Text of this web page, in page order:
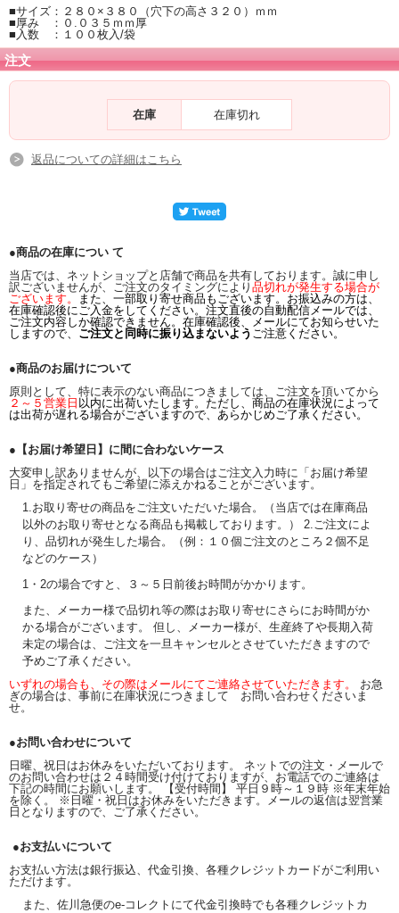
■サイズ：２８０×３８０（穴下の高さ３２０）ｍｍ
■厚み ：０.０３５ｍｍ厚
■入数 ：１００枚入/袋
注文
在庫 在庫切れ
返品についての詳細はこちら
●商品の在庫につい て
当店では、ネットショップと店舗で商品を共有しております。誠に申し
訳ございませんが、ご注文のタイミングにより 品切れが発生する場合が
ございます。
また、一部取り寄せ商品もございます。お振込みの方は、
在庫確認後にご入金をしてください。注文直後の自動配信メールでは、
ご注文内容しか確認できません。在庫確認後、メールにてお知らせいた
しますので、 ご注文と同時に振り込まないよう ご注意ください。
●商品のお届けについて
原則として、特に表示のない商品につきましては、ご注文を頂いてから
２～５営業日 以内に出荷いたします。ただし、商品の在庫状況によって
は出荷が遅れる場合がございますので、あらかじめご了承ください。
●【お届け希望日】に間に合わないケース
大変申し訳ありませんが、以下の場合はご注文入力時に「お届け希望
日」を指定されてもご希望に添えかねることがございます。
1.お取り寄せの商品をご注文いただいた場合。（当店では在庫商品
以外のお取り寄せとなる商品も掲載しております。） 2.ご注文によ
り、品切れが発生した場合。（例：１０個ご注文のところ２個不足
などのケース）
1・2の場合ですと、３～５日前後お時間がかかります。
また、メーカー様で品切れ等の際はお取り寄せにさらにお時間がか
かる場合がございます。 但し、メーカー様が、生産終了や長期入荷
未定の場合は、ご注文を一旦キャンセルとさせていただきますので
予めご了承ください。
いずれの場合も、その際はメールにてご連絡させていただきます。 お急
ぎの場合は、事前に在庫状況につきまして お問い合わせくださいま
せ。
●お問い合わせについて
日曜、祝日はお休みをいただいております。 ネットでの注文・メールで
のお問い合わせは２４時間受け付けておりますが、お電話でのご連絡は
下記の時間にお願いします。 【受付時間】 平日９時～１９時 ※年末年始
を除く。 ※日曜・祝日はお休みをいただきます。メールの返信は翌営業
日となりますので、ご了承ください。
●お支払いについて
お支払い方法は銀行振込、代金引換、各種クレジットカードがご利用い
ただけます。
また、佐川急便のe-コレクトにて代金引換時でも各種クレジットカ